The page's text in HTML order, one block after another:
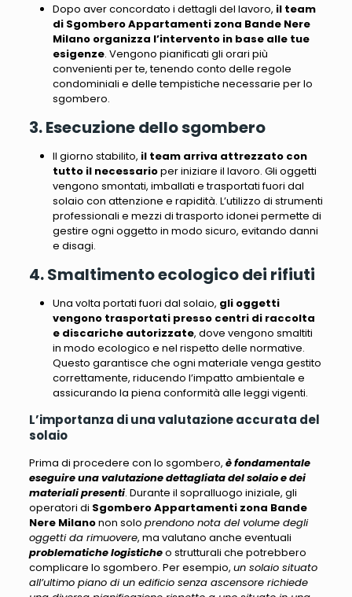
Dopo aver concordato i dettagli del lavoro, il team
di Sgombero Appartamenti zona Bande Nere
Milano organizza l’intervento in base alle tue
esigenze. Vengono pianificati gli orari più
convenienti per te, tenendo conto delle regole
condominiali e delle tempistiche necessarie per lo
sgombero.
3. Esecuzione dello sgombero
Il giorno stabilito, il team arriva attrezzato con
tutto il necessarioper iniziare il lavoro. Gli oggetti
vengono smontati, imballati e trasportati fuori dal
solaio con attenzione e rapidità. L’utilizzo di strumenti
professionali e mezzi di trasporto idonei permette di
gestire ogni oggetto in modo sicuro, evitando danni
e disagi.
4. Smaltimento ecologico dei rifiuti
Una volta portati fuori dal solaio, gli oggetti
vengono trasportati presso centri di raccolta
e discariche autorizzate, dove vengono smaltiti
in modo ecologico e nel rispetto delle normative.
Questo garantisce che ogni materiale venga gestito
correttamente, riducendo l’impatto ambientale e
assicurando la piena conformità alle leggi vigenti.
L’importanza di una valutazione accurata del
solaio
Prima di procedere con lo sgombero, è fondamentale
eseguire una valutazione dettagliata del solaio e dei
materiali presenti. Durante il sopralluogo iniziale, gli
operatori di Sgombero Appartamenti zona Bande
Nere Milanonon solo prendono nota del volume degli
oggetti da rimuovere, ma valutano anche eventuali
problematiche logisticheo strutturali che potrebbero
complicare lo sgombero. Per esempio, un solaio situato
all’ultimo piano di un edificio senza ascensore richiede